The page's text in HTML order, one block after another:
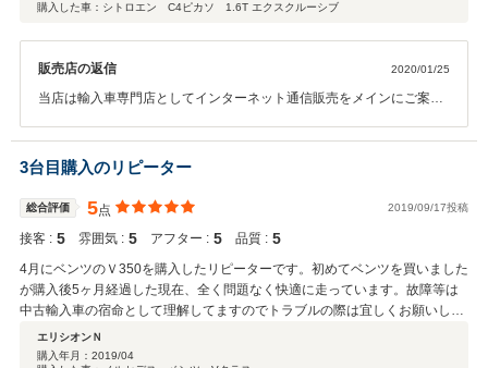
購入した車：シトロエン C4ピカソ 1.6T エクスクルーシブ
販売店の返信 2020/01/25
当店は輸入車専門店としてインターネット通信販売をメインにご案内
売して参りましたので豊富な知識を生かしリーズナブルなご提案に実
現成功。遠方にお住いの方はご来店頂かなくてもご購入可能！関東エ
リアにお住いの方はドライブを兼ねてお越し頂ければ幸いです。 この
度はご購入頂きまして誠にありがとうございました。
3台目購入のリピーター
総合評価 5点 2019/09/17投稿
接客 : 5 雰囲気 : 5 アフター : 5 品質 : 5
4月にベンツのＶ350を購入したリピーターです。初めてベンツを買いました
が購入後5ヶ月経過した現在、全く問題なく快適に走っています。故障等は
中古輸入車の宿命として理解してますのでトラブルの際は宜しくお願いしま
す。エリシオンＮ
購入年月： 2019/04